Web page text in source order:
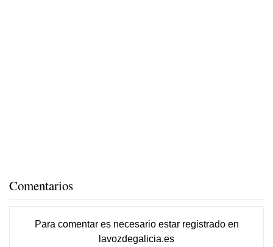
Comentarios
Para comentar es necesario estar registradoen
lavozdegalicia.es